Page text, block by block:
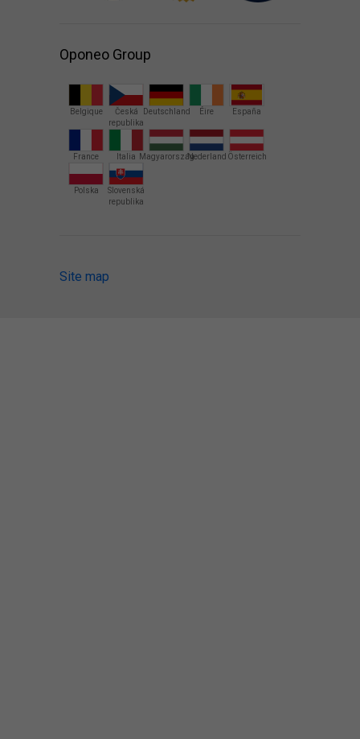
Oponeo Group
Belgique
Česká
republika
Deutschland Éire España
France Italia MagyarországNederland Österreich
Polska
Slovenská
republika
Site map